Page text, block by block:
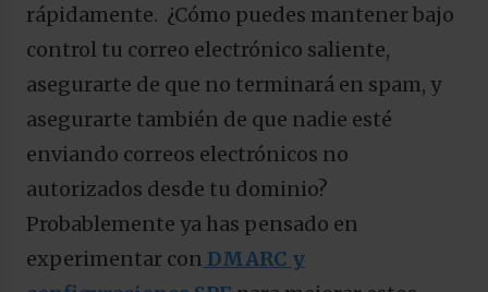
rápidamente. ¿Cómo puedes mantener bajo
control tu correo electrónico saliente,
asegurarte de que no terminará en spam, y
asegurarte también de que nadie esté
enviando correos electrónicos no
autorizados desde tu dominio?
Probablemente ya has pensado en
experimentar con DMARC y